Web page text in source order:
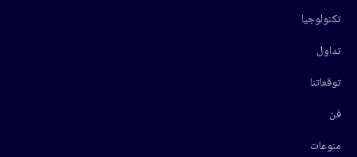
تكنولوجيا
تداول
توقعاتنا
فن
منوعات